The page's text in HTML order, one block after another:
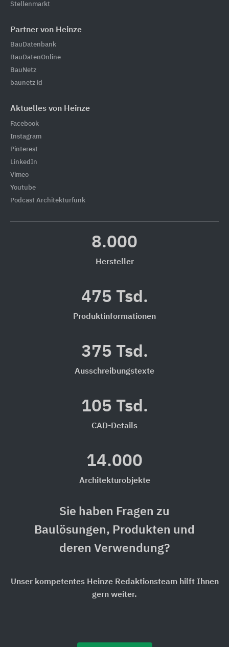
Stellenmarkt
Partner von Heinze
BauDatenbank
BauDatenOnline
BauNetz
baunetz id
Aktuelles von Heinze
Facebook
Instagram
Pinterest
LinkedIn
Vimeo
Youtube
Podcast Architekturfunk
8.000
Hersteller
475 Tsd.
Produktinformationen
375 Tsd.
Ausschreibungstexte
105 Tsd.
CAD-Details
14.000
Architekturobjekte
Sie haben Fragen zu
Baulösungen, Produkten und
deren Verwendung?
Unser kompetentes Heinze Redaktionsteam hilft Ihnen
gern weiter.